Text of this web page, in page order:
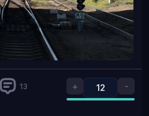
+ 12 -
13